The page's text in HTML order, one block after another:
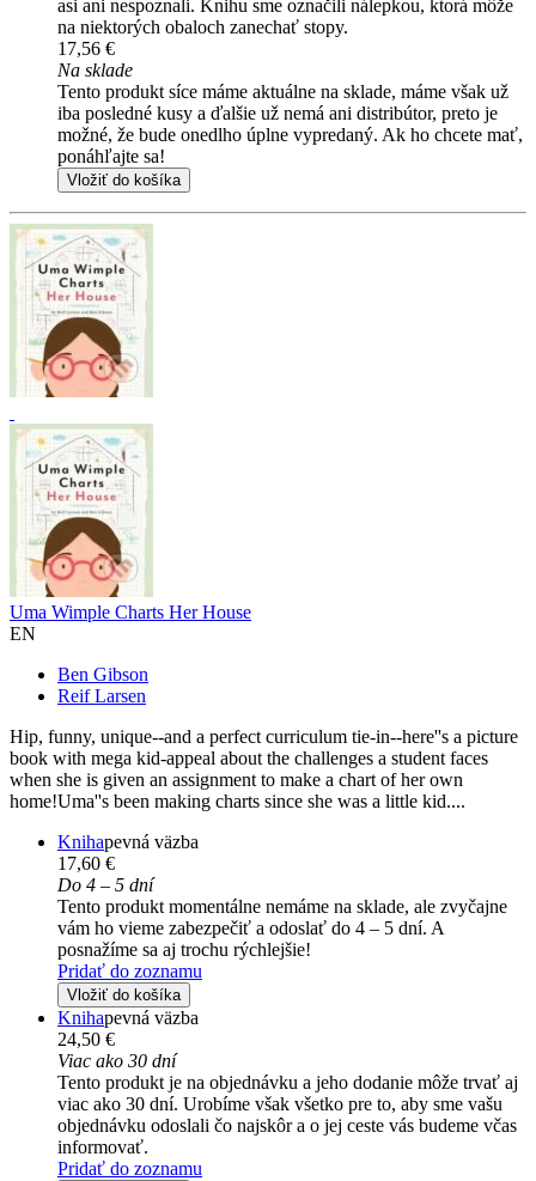
asi ani nespoznali. Knihu sme označili nálepkou, ktorá môže
na niektorých obaloch zanechať stopy.
17,56 €
Na sklade
Tento produkt síce máme aktuálne na sklade, máme však už
iba posledné kusy a ďalšie už nemá ani distribútor, preto je
možné, že bude onedlho úplne vypredaný. Ak ho chcete mať,
ponáhľajte sa!
Vložiť do košíka
Uma Wimple Charts Her House
EN
Ben Gibson
Reif Larsen
Hip, funny, unique--and a perfect curriculum tie-in--here''s a picture
book with mega kid-appeal about the challenges a student faces
when she is given an assignment to make a chart of her own
home!Uma''s been making charts since she was a little kid....
Knihapevná väzba
17,60 €
Do 4 – 5 dní
Tento produkt momentálne nemáme na sklade, ale zvyčajne
vám ho vieme zabezpečiť a odoslať do 4 – 5 dní. A
posnažíme sa aj trochu rýchlejšie!
Pridať do zoznamu
Vložiť do košíka
Knihapevná väzba
24,50 €
Viac ako 30 dní
Tento produkt je na objednávku a jeho dodanie môže trvať aj
viac ako 30 dní. Urobíme však všetko pre to, aby sme vašu
objednávku odoslali čo najskôr a o jej ceste vás budeme včas
informovať.
Pridať do zoznamu